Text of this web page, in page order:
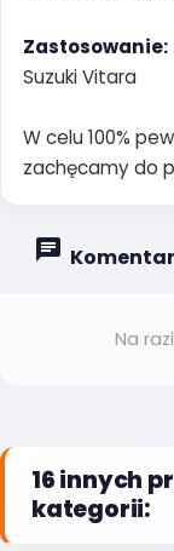
Zastosowanie:
Suzuki Vitara
W celu 100%
zachęcamy do
Na
16 innych
kategorii: